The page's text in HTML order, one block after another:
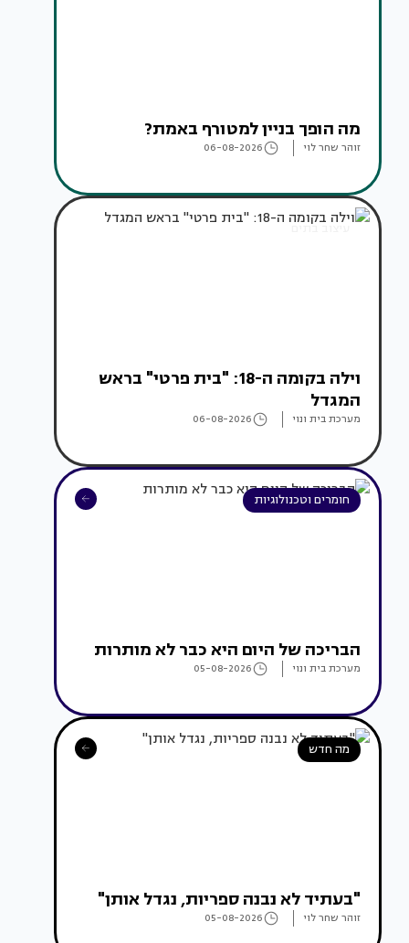
מה הופך בניין למטורף באמת?
זוהר שחר לוי 06-08-2026
עיצוב בתים
וילה בקומה ה-18: "בית פרטי" בראש
המגדל
מערכת בית ונוי 06-08-2026
חומרים וטכנולוגיות
הבריכה של היום היא כבר לא מותרות
מערכת בית ונוי 05-08-2026
מה חדש
"בעתיד לא נבנה ספריות, נגדל אותן"
זוהר שחר לוי 05-08-2026